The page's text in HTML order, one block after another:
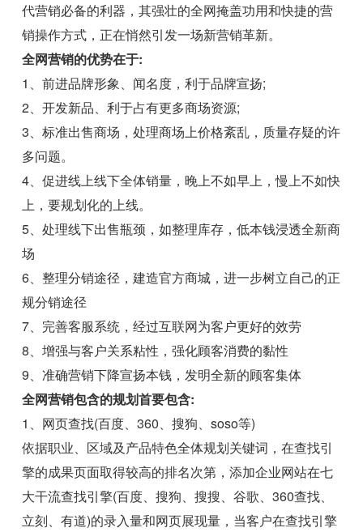
代营销必备的利器，其强壮的全网掩盖功用和快捷的营
销操作方式，正在悄然引发一场新营销革新。
全网营销的优势在于:
1、前进品牌形象、闻名度，利于品牌宣扬;
2、开发新品、利于占有更多商场资源;
3、标准出售商场，处理商场上价格紊乱，质量存疑的许
多问题。
4、促进线上线下全体销量，晚上不如早上，慢上不如快
上，要规划化的上线。
5、处理线下出售瓶颈，如整理库存，低本钱浸透全新商
场
6、整理分销途径，建造官方商城，进一步树立自己的正
规分销途径
7、完善客服系统，经过互联网为客户更好的效劳
8、增强与客户关系粘性，强化顾客消费的黏性
9、准确营销下降宣扬本钱，发明全新的顾客集体
全网营销包含的规划首要包含:
1、网页查找(百度、360、搜狗、soso等)
依据职业、区域及产品特色全体规划关键词，在查找引
擎的成果页面取得较高的排名次第，添加企业网站在七
大干流查找引擎(百度、搜狗、搜搜、谷歌、360查找、
立刻、有道)的录入量和网页展现量，当客户在查找引擎